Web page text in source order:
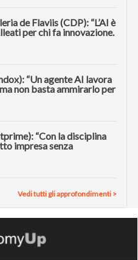
de Flaviis (CDP): “L’AI è
per chi fa innovazione.
“Un agente AI lavora
non basta ammirarlo per
“Con la disciplina
impresa senza
Vedi tutti gli approfondimenti >